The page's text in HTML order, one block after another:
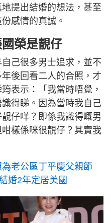
提出結婚的想法，甚至
感情的真誠。
榮是靚仔
己很多男士追求，並不
後回看二人的合照，才
表示：「我當時唔覺，
得睇。因為當時我自己
仔咩？即係我識得嘅男
樣係咪很靚仔？其實我
老公區丁平慶父親節
婚2年定居美國